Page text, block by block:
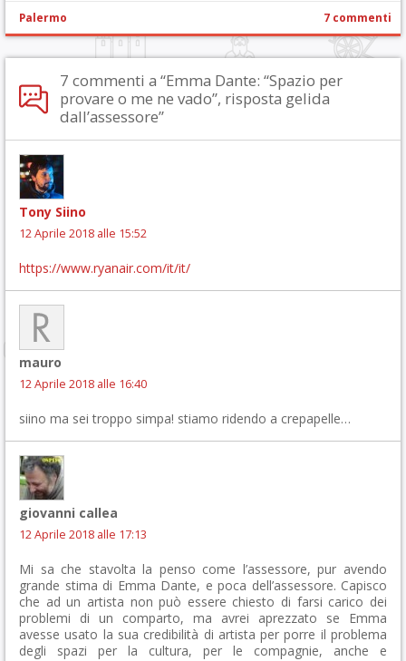
Palermo 7 commenti
7 commenti a “Emma Dante: “Spazio per
provare o me ne vado”, risposta gelida
dall’assessore”
Tony Siino
12 Aprile 2018 alle 15:52
https://www.ryanair.com/it/it/
mauro
12 Aprile 2018 alle 16:40
siino ma sei troppo simpa! stiamo ridendo a crepapelle…
giovanni callea
12 Aprile 2018 alle 17:13
Mi sa che stavolta la penso come l’assessore, pur avendo
grande stima di Emma Dante, e poca dell’assessore. Capisco
che ad un artista non può essere chiesto di farsi carico dei
problemi di un comparto, ma avrei aprezzato se Emma
avesse usato la sua credibilità di artista per porre il problema
degli spazi per la cultura, per le compagnie, anche e